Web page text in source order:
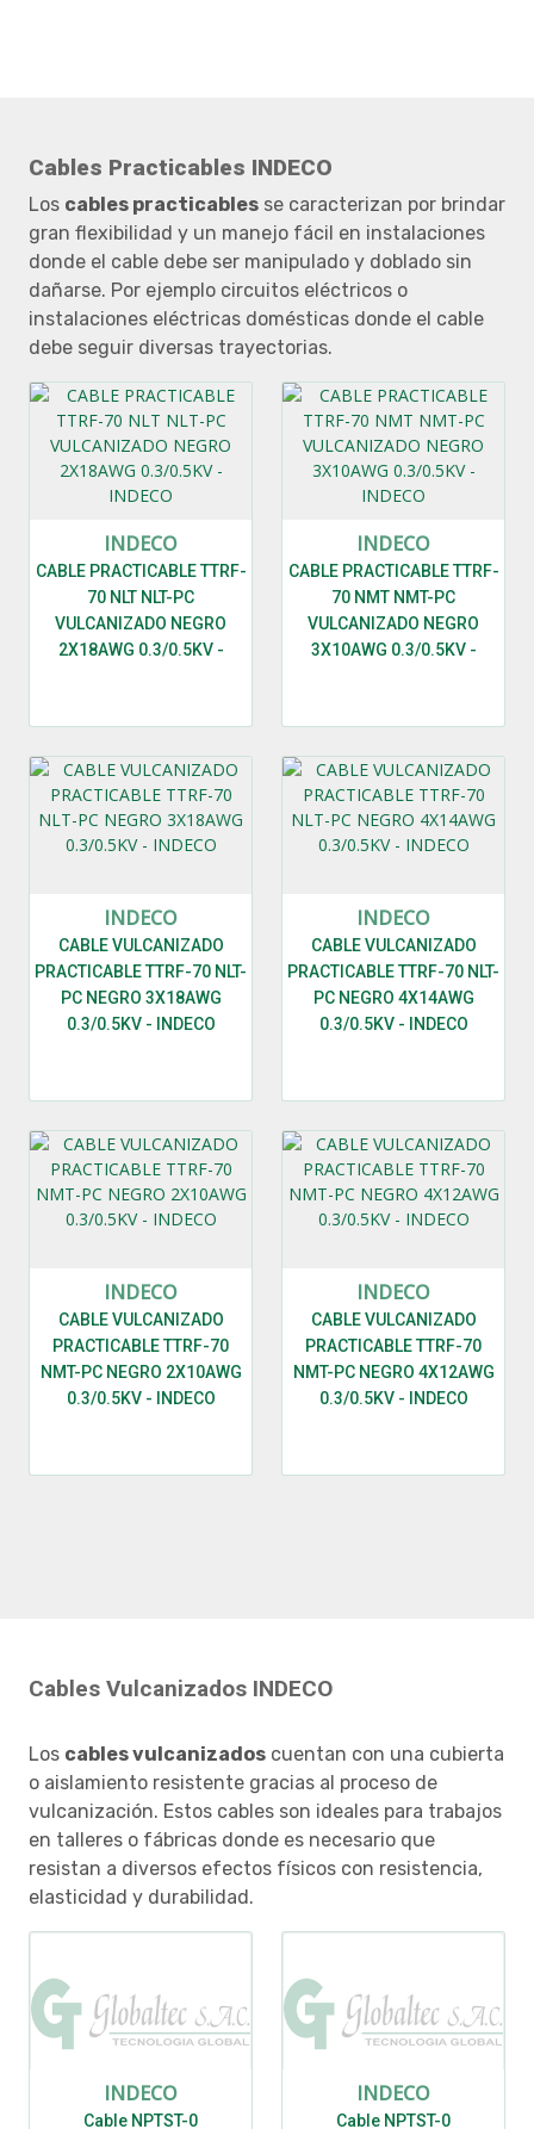
Cables Practicables INDECO
Los cables practicables se caracterizan por brindar
gran flexibilidad y un manejo fácil en instalaciones
donde el cable debe ser manipulado y doblado sin
dañarse. Por ejemplo circuitos eléctricos o
instalaciones eléctricas domésticas donde el cable
debe seguir diversas trayectorias.
INDECO
CABLE PRACTICABLE TTRF-
70 NLT NLT-PC
VULCANIZADO NEGRO
2X18AWG 0.3/0.5KV -
INDECO
CABLE PRACTICABLE TTRF-
70 NMT NMT-PC
VULCANIZADO NEGRO
3X10AWG 0.3/0.5KV -
INDECO
CABLE VULCANIZADO
PRACTICABLE TTRF-70 NLT-
PC NEGRO 3X18AWG
0.3/0.5KV - INDECO
INDECO
CABLE VULCANIZADO
PRACTICABLE TTRF-70 NLT-
PC NEGRO 4X14AWG
0.3/0.5KV - INDECO
INDECO
CABLE VULCANIZADO
PRACTICABLE TTRF-70
NMT-PC NEGRO 2X10AWG
0.3/0.5KV - INDECO
INDECO
CABLE VULCANIZADO
PRACTICABLE TTRF-70
NMT-PC NEGRO 4X12AWG
0.3/0.5KV - INDECO
Cables Vulcanizados INDECO
Los cables vulcanizados cuentan con una cubierta
o aislamiento resistente gracias al proceso de
vulcanización. Estos cables son ideales para trabajos
en talleres o fábricas donde es necesario que
resistan a diversos efectos físicos con resistencia,
elasticidad y durabilidad.
INDECO
Cable NPTST-0
INDECO
Cable NPTST-0